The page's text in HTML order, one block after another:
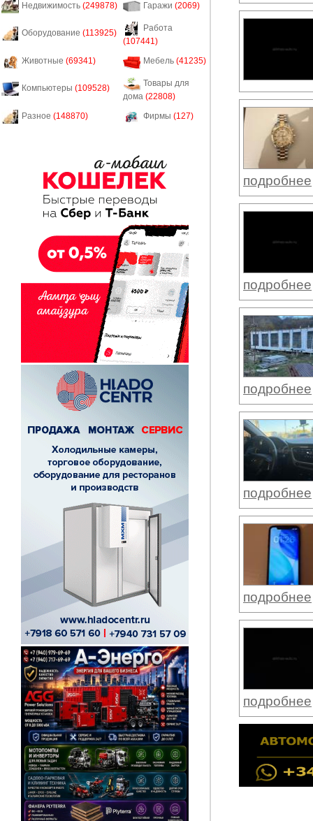
Недвижимость (249878) Гаражи (2069)
Оборудование (113925)
Работа
(107441)
Животные (69341) Мебель (41235)
Компьютеры (109528)
Товары для
дома (22808)
Разное (148870) Фирмы (127)
подробнее
подробнее
подробнее
подробнее
подробнее
подробнее